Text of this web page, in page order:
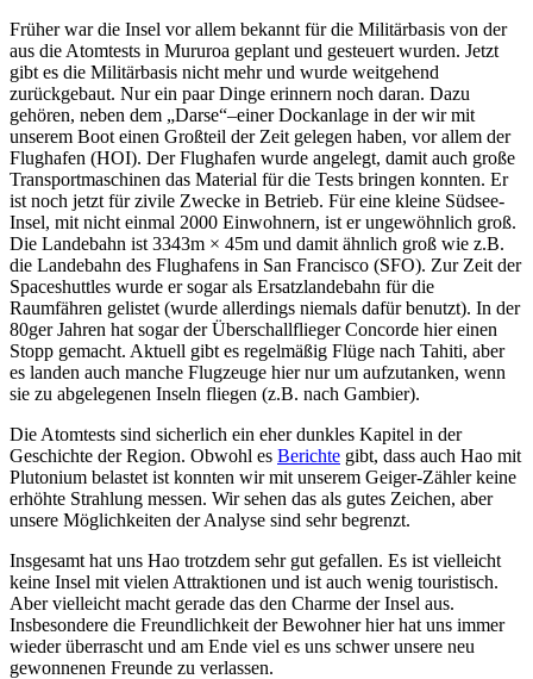
Früher war die Insel vor allem bekannt für die Militärbasis von der
aus die Atomtests in Mururoa geplant und gesteuert wurden. Jetzt
gibt es die Militärbasis nicht mehr und wurde weitgehend
zurückgebaut. Nur ein paar Dinge erinnern noch daran. Dazu
gehören, neben dem „Darse“–einer Dockanlage in der wir mit
unserem Boot einen Großteil der Zeit gelegen haben, vor allem der
Flughafen (HOI). Der Flughafen wurde angelegt, damit auch große
Transportmaschinen das Material für die Tests bringen konnten. Er
ist noch jetzt für zivile Zwecke in Betrieb. Für eine kleine Südsee-
Insel, mit nicht einmal 2000 Einwohnern, ist er ungewöhnlich groß.
Die Landebahn ist 3343m × 45m und damit ähnlich groß wie z.B.
die Landebahn des Flughafens in San Francisco (SFO). Zur Zeit der
Spaceshuttles wurde er sogar als Ersatzlandebahn für die
Raumfähren gelistet (wurde allerdings niemals dafür benutzt). In der
80ger Jahren hat sogar der Überschallflieger Concorde hier einen
Stopp gemacht. Aktuell gibt es regelmäßig Flüge nach Tahiti, aber
es landen auch manche Flugzeuge hier nur um aufzutanken, wenn
sie zu abgelegenen Inseln fliegen (z.B. nach Gambier).
Die Atomtests sind sicherlich ein eher dunkles Kapitel in der
Geschichte der Region. Obwohl es Berichte gibt, dass auch Hao mit
Plutonium belastet ist konnten wir mit unserem Geiger-Zähler keine
erhöhte Strahlung messen. Wir sehen das als gutes Zeichen, aber
unsere Möglichkeiten der Analyse sind sehr begrenzt.
Insgesamt hat uns Hao trotzdem sehr gut gefallen. Es ist vielleicht
keine Insel mit vielen Attraktionen und ist auch wenig touristisch.
Aber vielleicht macht gerade das den Charme der Insel aus.
Insbesondere die Freundlichkeit der Bewohner hier hat uns immer
wieder überrascht und am Ende viel es uns schwer unsere neu
gewonnenen Freunde zu verlassen.